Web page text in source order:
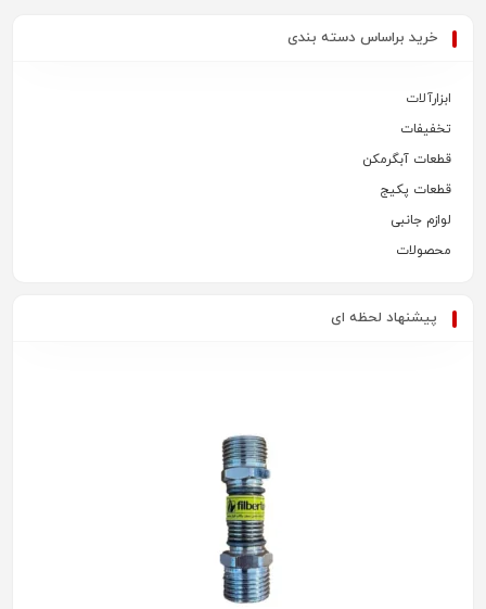
خرید براساس دسته بندی
ابزارآلات
تخفیفات
قطعات آبگرمکن
قطعات پکیج
لوازم جانبی
محصولات
پیشنهاد لحظه ای